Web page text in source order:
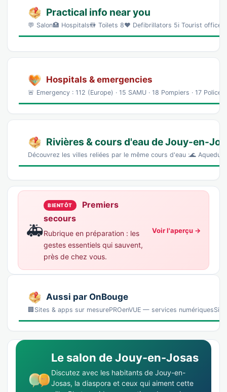
Practical info near you
💬 Salon🏥 Hospitals🚻 Toilets 8❤️ Defibrillators 5ℹ️ Tourist office
Hospitals & emergencies
🚨 Emergency : 112 (Europe) · 15 SAMU · 18 Pompiers · 17
Rivières & cours d'eau de Jouy-en-
Découvrez les villes reliées par le même cours d'eau :🌊
🚑
BIENTÔT
Premiers
secours
Rubrique en préparation : les
gestes essentiels qui sauvent,
près de chez vous.
Voir l'aperçu →
Aussi par OnBouge
🏢Sites & apps sur mesurePROenVUE — services
Le salon de Jouy-en-Josas
Discutez avec les habitants de Jouy-en-
Josas, la diaspora et ceux qui aiment cette